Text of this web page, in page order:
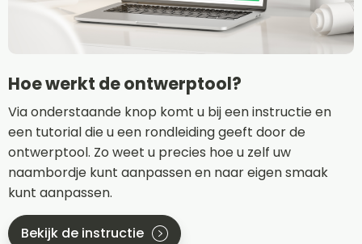
Hoe werkt de ontwerptool?
Via onderstaande knop komt u bij een instructie en
een tutorial die u een rondleiding geeft door de
ontwerptool. Zo weet u precies hoe u zelf uw
naambordje kunt aanpassen en naar eigen smaak
kunt aanpassen.
Bekijk de instructie